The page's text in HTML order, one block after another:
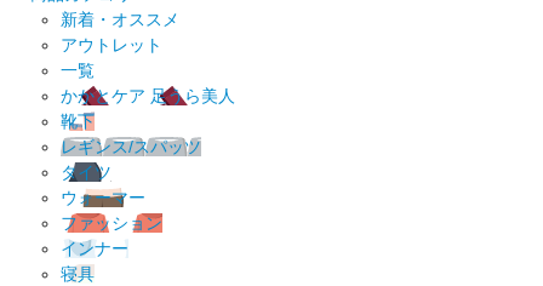
新着・オススメ
アウトレット
一覧
かかとケア 足うら美人
靴下
レギンス/スパッツ
タイツ
ウォーマー
ファッション
インナー
寝具